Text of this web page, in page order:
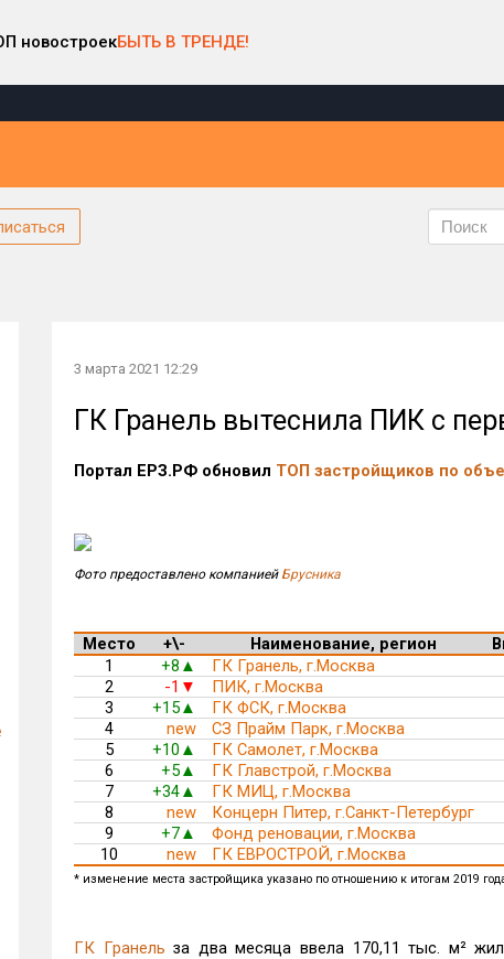
новостроекБЫТЬ В ТРЕНДЕ!
3 марта 2021 12:29
ГК Гранель вытеснила ПИК с
Портал ЕРЗ.РФ обновил ТОП застройщиков по
Фото предоставлено компанией Брусника
Место +\- Наименование, регион
1
+8 ▲ ГК Гранель, г.Москва
2
-1 ▼ ПИК, г.Москва
3
+15▲ ГК ФСК, г.Москва
4
new СЗ Прайм Парк, г.Москва
5
+10 ▲ ГК Самолет, г.Москва
6
+5▲ ГК Главстрой, г.Москва
7
+34▲ ГК МИЦ, г.Москва
8
new Концерн Питер, г.Санкт-Петербург
9
+7▲ Фонд реновации, г.Москва
10
new ГК ЕВРОСТРОЙ, г.Москва
* изменение места застройщика указано по отношению к итогам 2019
ГК Гранель за два месяца ввела 170,11 тыс. м²